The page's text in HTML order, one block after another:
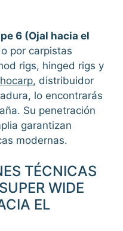
6 (Ojal hacia el
por carpistas
rigs, hinged rigs y
, distribuidor
lo encontrarás
Su penetración
garantizan
modernas.
TÉCNICAS
WIDE
EL